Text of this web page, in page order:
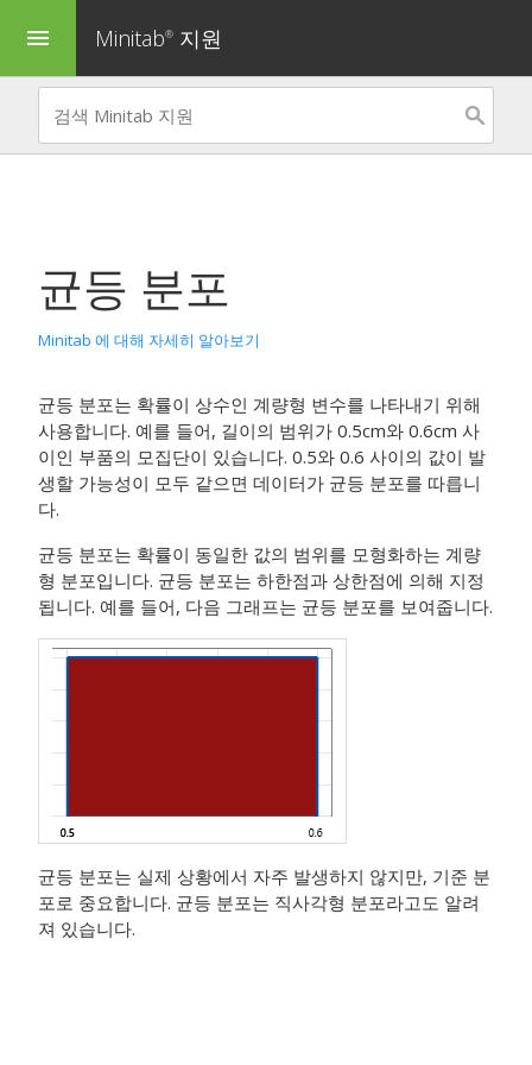
menu Minitab® 지원
균등 분포
Minitab 에 대해 자세히 알아보기
균등 분포는 확률이 상수인 계량형 변수를 나타내기 위해
사용합니다. 예를 들어, 길이의 범위가 0.5cm와 0.6cm 사
이인 부품의 모집단이 있습니다. 0.5와 0.6 사이의 값이 발
생할 가능성이 모두 같으면 데이터가 균등 분포를 따릅니
다.
균등 분포는 확률이 동일한 값의 범위를 모형화하는 계량
형 분포입니다. 균등 분포는 하한점과 상한점에 의해 지정
됩니다. 예를 들어, 다음 그래프는 균등 분포를 보여줍니다.
균등 분포는 실제 상황에서 자주 발생하지 않지만, 기준 분
포로 중요합니다. 균등 분포는 직사각형 분포라고도 알려
져 있습니다.